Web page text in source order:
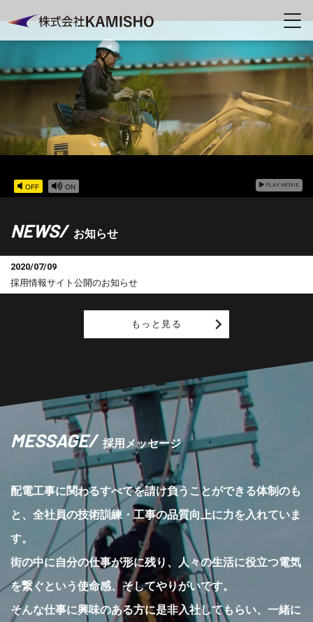
OFF ON PLAY MOVIE
NEWS/ お知らせ
2020/09/24
座談会を掲載しました。
もっと見る
MESSAGE/ 採用メッセージ
配電工事に関わるすべてを請け負うことができる体制のも
と、全社員の技術訓練・工事の品質向上に力を入れていま
す。
街の中に自分の仕事が形に残り、人々の生活に役立つ電気
を繋ぐという使命感、そしてやりがいです。
そんな仕事に興味のある方に是非入社してもらい、一緒に